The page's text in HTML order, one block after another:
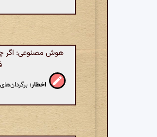
هوش مصنوعی: اگر
اخطار: